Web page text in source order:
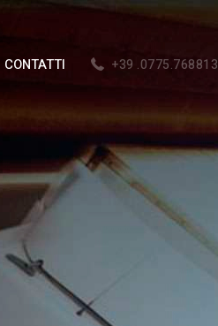
CONTATTI +39 .0775.768813